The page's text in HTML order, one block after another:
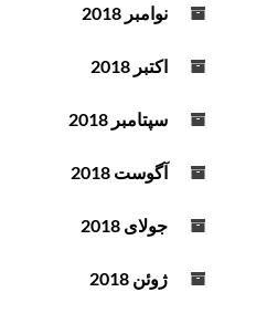
نوامبر 2018
اکتبر 2018
سپتامبر 2018
آگوست 2018
جولای 2018
ژوئن 2018